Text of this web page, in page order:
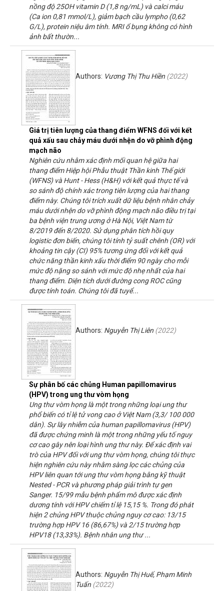
nồng độ 25OH vitamin D (1,8 ng/mL) và calci máu
(Ca ion 0,81 mmol/L), giảm bạch cầu lympho (0,62
G/L), protein niệu âm tính. MRI ổ bụng không có hình
ảnh bất thườn...
Giá trị tiên lượng của thang điểm WFNS đối với kết
quả xấu sau chảy máu dưới nhện do vỡ phình động
mạch não
Authors: Vương Thị Thu Hiền (2022)
Nghiên cứu nhằm xác định mối quan hệ giữa hai
thang điểm Hiệp hội Phẫu thuật Thần kinh Thế giới
(WFNS) và Hunt - Hess (H&H) với kết quả thực tế và
so sánh độ chính xác trong tiên lượng của hai thang
điểm này. Chúng tôi trích xuất dữ liệu bệnh nhân chảy
máu dưới nhện do vỡ phình động mạch não điều trị tại
ba bệnh viện trung ương ở Hà Nội, Việt Nam từ
8/2019 đến 8/2020. Sử dụng phân tích hồi quy
logistic đơn biến, chúng tôi tính tỷ suất chênh (OR) với
khoảng tin cậy (CI) 95% tương ứng đối với kết quả
chức năng thần kinh xấu thời điểm 90 ngày cho mỗi
mức độ nặng so sánh với mức độ nhẹ nhất của hai
thang điểm. Diện tích dưới đường cong ROC cũng
được tính toán. Chúng tôi đã tuyể...
Sự phân bố các chủng Human papillomavirus
(HPV) trong ung thư vòm họng
Authors: Nguyễn Thị Liên (2022)
Ung thư vòm họng là một trong những loại ung thư
phổ biến có tỉ lệ tử vong cao ở Việt Nam (3,3/ 100 000
dân). Sự lây nhiễm của human papillomavirus (HPV)
đã được chứng minh là một trong những yếu tố nguy
cơ cao gây nên loại hình ung thư này. Để xác định vai
trò của HPV đối với ung thư vòm họng, chúng tôi thực
hiện nghiên cứu này nhằm sàng lọc các chủng của
HPV liên quan tới ung thư vòm họng bằng kỹ thuật
Nested - PCR và phương pháp giải trình tự gen
Sanger. 15/99 mẫu bệnh phẩm mô được xác định
dương tính với HPV chiếm tỉ lệ 15,15 %. Trong đó phát
hiện 2 chủng HPV thuộc chủng nguy cơ cao: 13/15
trường hợp HPV 16 (86,67%) và 2/15 trường hợp
HPV18 (13,33%). Bệnh nhân ung thư ...
Authors: Nguyễn Thị Huế, Phạm Minh
Tuấn (2022)